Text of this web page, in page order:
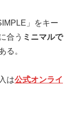
」をキー
合う ミニマルで
る。
は公式オンライ